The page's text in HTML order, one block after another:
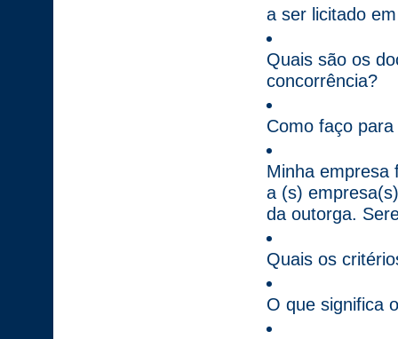
a ser licitado
Quais são os
concorrência?
Como faço
Minha empresa
a (s)
da outorga.
Quais os
O que significa